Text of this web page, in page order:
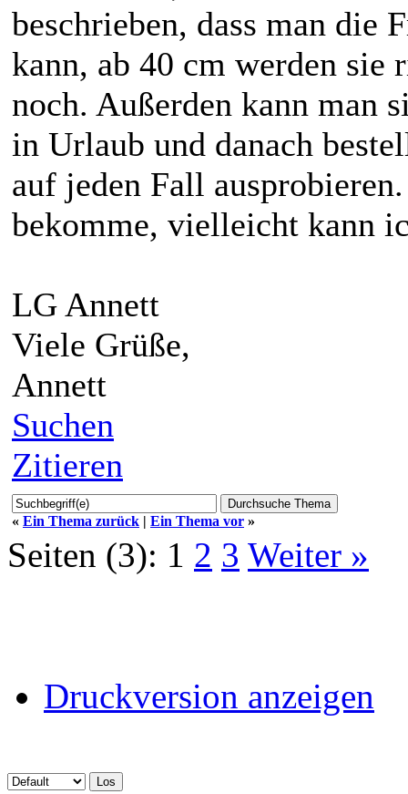
beschrieben, dass man die
kann, ab 40 cm werden sie
noch. Außerden kann man
in Urlaub und danach
auf jeden Fall
bekomme, vielleicht kann
LG Annett
Viele Grüße,
Annett
Suchen
Zitieren
« Ein Thema zurück | Ein Thema vor »
Seiten (3): 1 2 3 Weiter »
Druckversion anzeigen